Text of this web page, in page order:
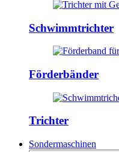
Schwimmtrichter
Förderbänder
Trichter
Sondermaschinen